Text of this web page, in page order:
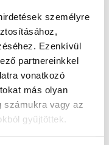
személyre
Ezenkívül
partnereinkkel
vonatkozó
más olyan
számukra vagy az
gyűjtöttek.
a 8. osztály félévi